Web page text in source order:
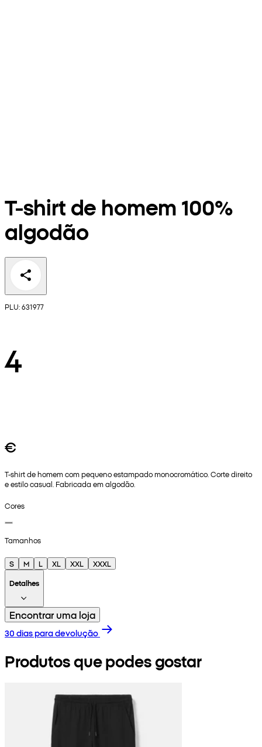
T-shirt de homem 100%
algodão
PLU: 631977
4
€
T-shirt de homem com pequeno estampado monocromático. Corte direito
e estilo casual. Fabricada em algodão.
Cores
Tamanhos
S M L XL XXL
XXXL
Detalhes
Encontrar uma loja
30 dias para devolução
Produtos que podes gostar